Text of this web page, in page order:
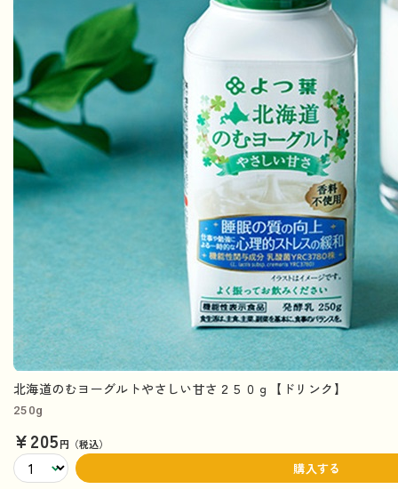
北海道のむヨーグルトやさしい甘さ２５０ｇ【ドリンク】
250g
¥205円（税込）
購入する